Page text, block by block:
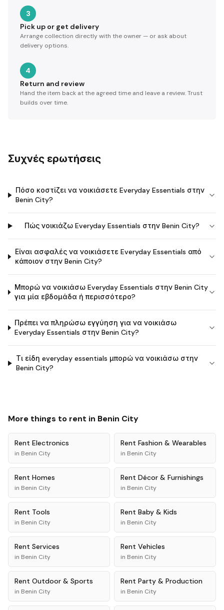
3
Pick up or get delivery
Arrange collection directly with the owner — or ask about
delivery options.
4
Return and review
Hand the item back at the agreed time and leave a review. Trust
builds over time.
Συχνές ερωτήσεις
Πόσο κοστίζει να νοικιάσετε Everyday Essentials στην
Benin City?
Πώς νοικιάζω Everyday Essentials στην Benin City?
Είναι ασφαλές να νοικιάσετε Everyday Essentials από
κάποιον στην Benin City?
Μπορώ να νοικιάσω Everyday Essentials στην Benin City
για μία εβδομάδα ή περισσότερο?
Πρέπει να πληρώσω εγγύηση για να νοικιάσω
Everyday Essentials στην Benin City?
Τι είδη everyday essentials μπορώ να νοικιάσω στην
Benin City?
More things to rent in Benin City
Rent Electronics
in Benin City
Rent Fashion & Wearables
in Benin City
Rent Homes
in Benin City
Rent Décor & Furnishings
in Benin City
Rent Tools
in Benin City
Rent Baby & Kids
in Benin City
Rent Services
in Benin City
Rent Vehicles
in Benin City
Rent Outdoor & Sports
in Benin City
Rent Party & Production
in Benin City